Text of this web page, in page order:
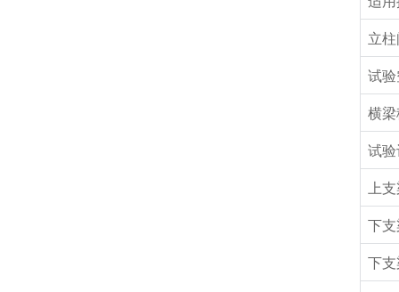
立
试
横
试
上
下支
下